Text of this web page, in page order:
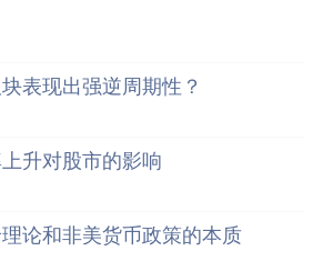
表现出强逆周期性？
升对股市的影响
论和非美货币政策的本质